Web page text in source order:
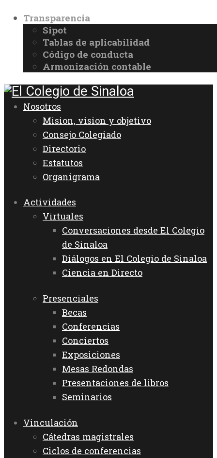
Transparencia
Sipot
Tablas de aplicabilidad
Código de conducta
Armonización contable
Nosotros
Mision, vision y objetivo
Consejo Colegiado
Directorio
Estatutos
Organigrama
Actividades
Virtuales
Conversaciones desde El Colegio
de Sinaloa
Diálogos en El Colegio de Sinaloa
Ciencia en Directo
Presenciales
Becas
Conferencias
Conciertos
Exposiciones
Mesas Redondas
Presentaciones de libros
Seminarios
Vinculación
Cátedras magistrales
Ciclos de conferencias